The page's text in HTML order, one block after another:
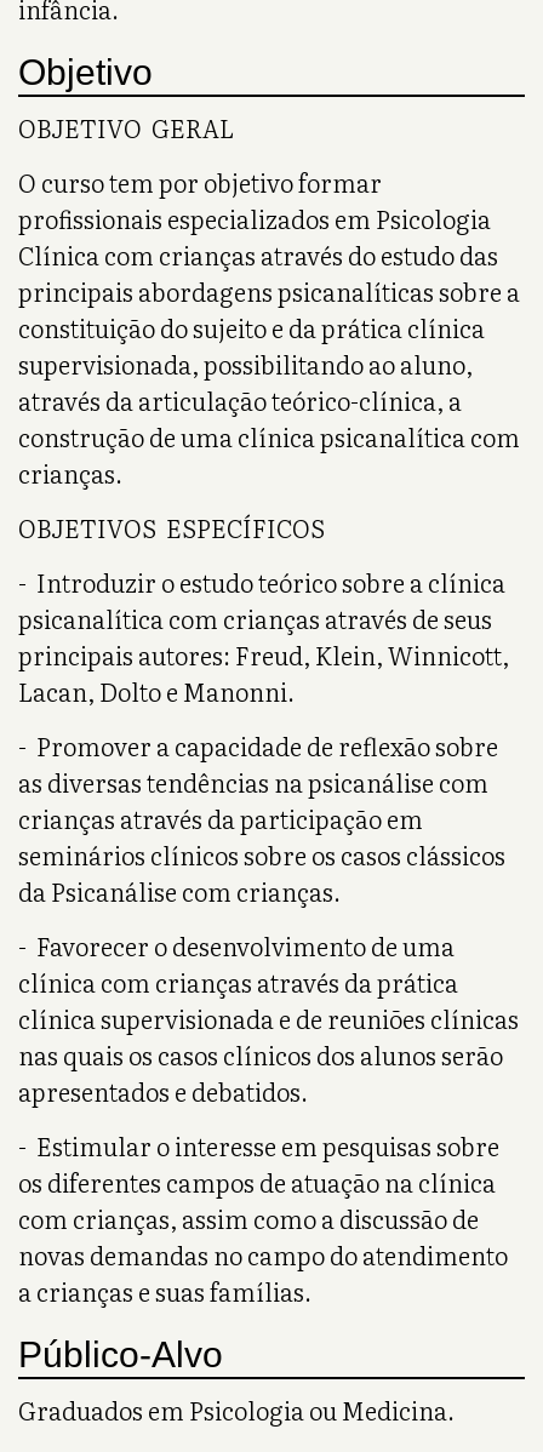
infância.
Objetivo
OBJETIVO GERAL
O curso tem por objetivo formar
profissionais especializados em Psicologia
Clínica com crianças através do estudo das
principais abordagens psicanalíticas sobre a
constituição do sujeito e da prática clínica
supervisionada, possibilitando ao aluno,
através da articulação teórico-clínica, a
construção de uma clínica psicanalítica com
crianças.
OBJETIVOS ESPECÍFICOS
- Introduzir o estudo teórico sobre a clínica
psicanalítica com crianças através de seus
principais autores: Freud, Klein, Winnicott,
Lacan, Dolto e Manonni.
- Promover a capacidade de reflexão sobre
as diversas tendências na psicanálise com
crianças através da participação em
seminários clínicos sobre os casos clássicos
da Psicanálise com crianças.
- Favorecer o desenvolvimento de uma
clínica com crianças através da prática
clínica supervisionada e de reuniões clínicas
nas quais os casos clínicos dos alunos serão
apresentados e debatidos.
- Estimular o interesse em pesquisas sobre
os diferentes campos de atuação na clínica
com crianças, assim como a discussão de
novas demandas no campo do atendimento
a crianças e suas famílias.
Público-Alvo
Graduados em Psicologia ou Medicina.